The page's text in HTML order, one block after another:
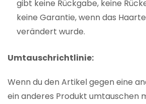
gibt keine Rückgabe, keine
keine Garantie, wenn das
verändert wurde.
Umtauschrichtlinie:
Wenn du den Artikel gegen eine
ein anderes Produkt umtauschen